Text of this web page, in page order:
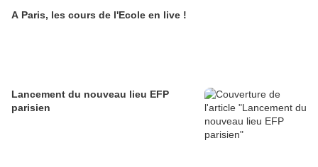
A Paris, les cours de l'Ecole en live !
Lancement du nouveau lieu EFP
parisien